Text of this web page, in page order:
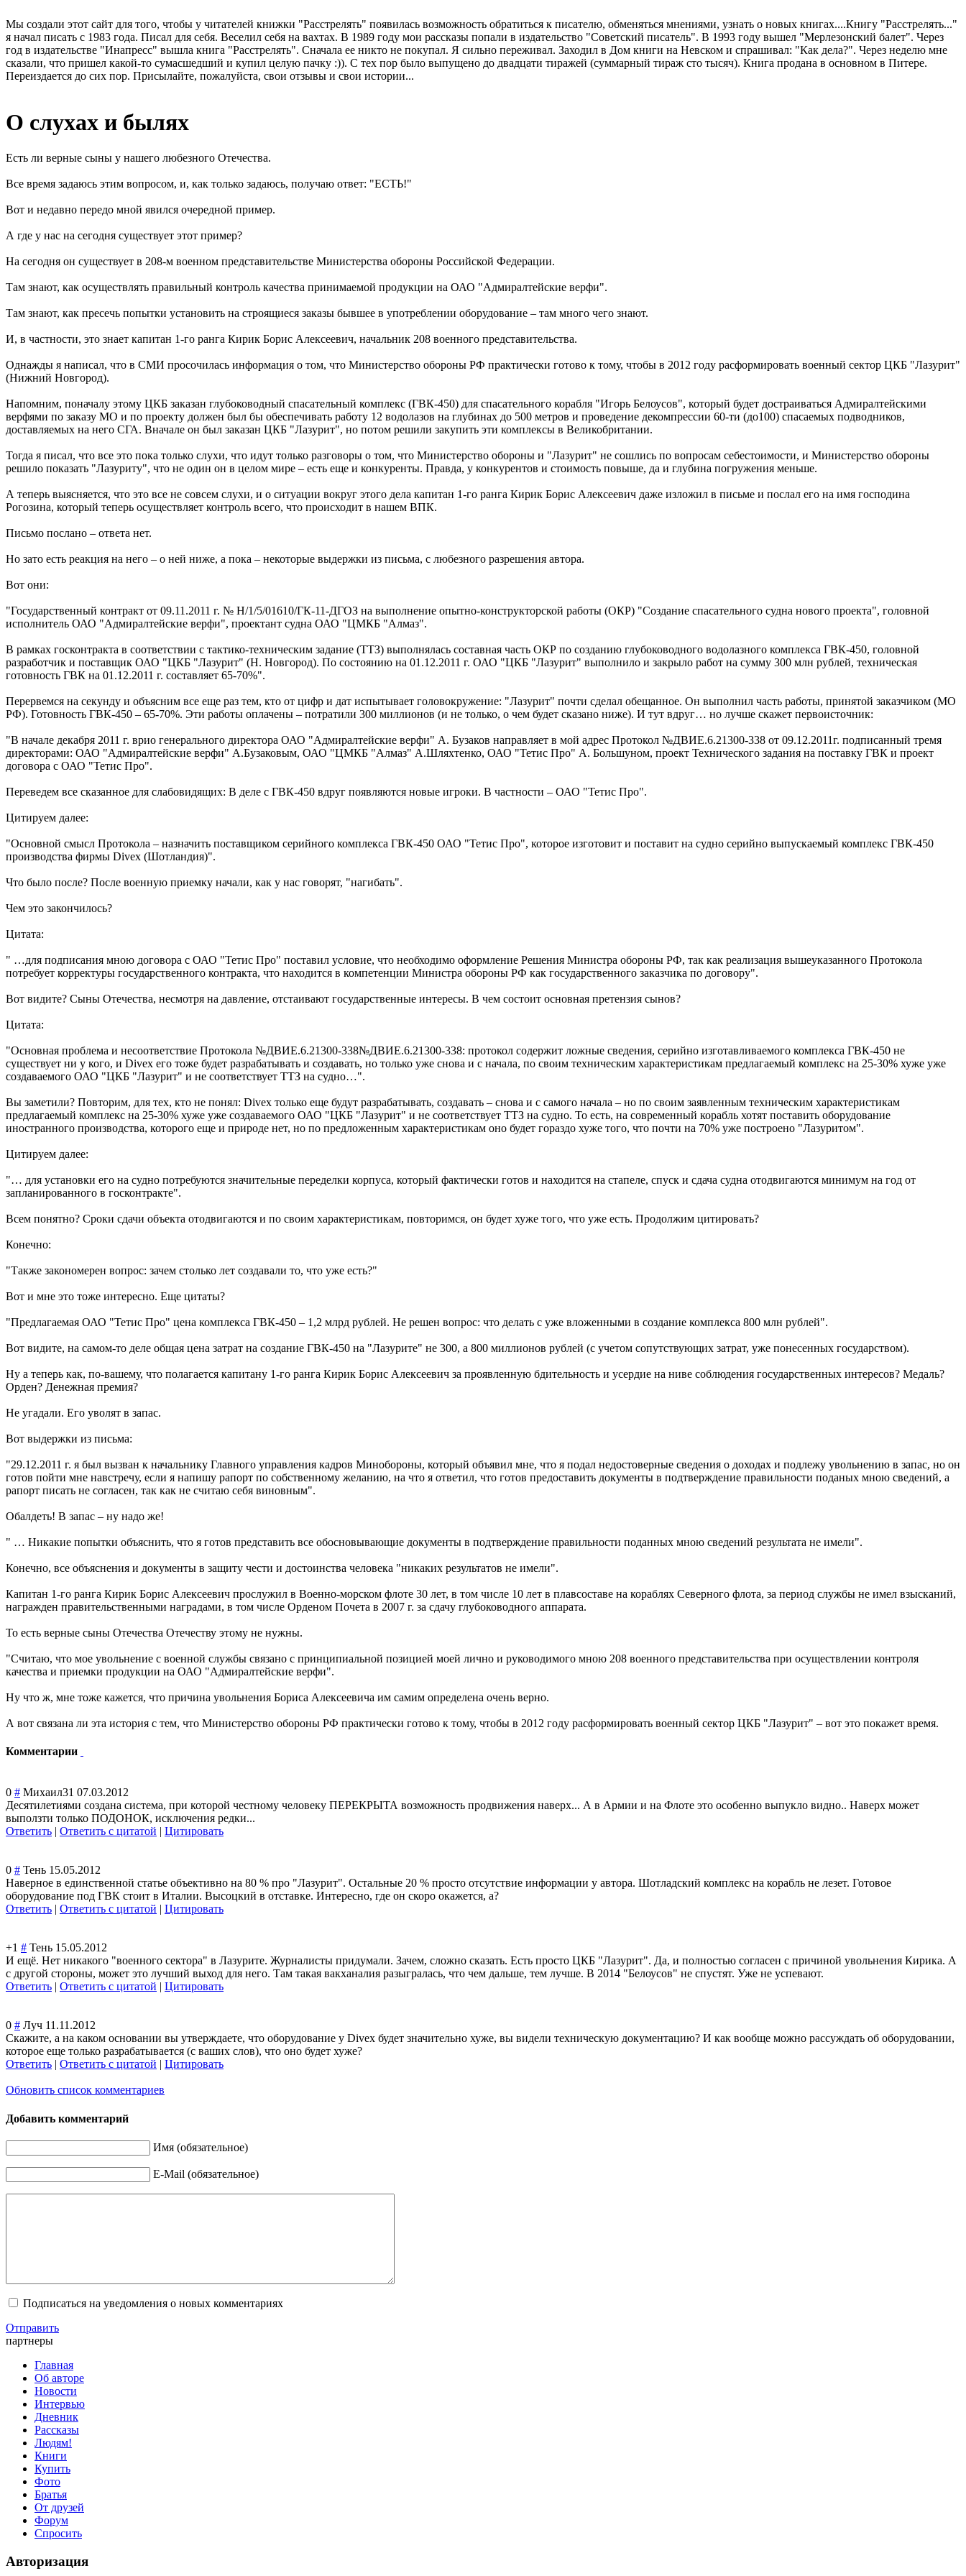
Мы создали этот сайт для того, чтобы у читателей книжки "Расстрелять" появилась возможность обратиться к писателю, обменяться мнениями, узнать о новых книгах....Книгу "Расстрелять..."
я начал писать с 1983 года. Писал для себя. Веселил себя на вахтах. В 1989 году мои рассказы попали в издательство "Советский писатель". В 1993 году вышел "Мерлезонский балет". Через
год в издательстве "Инапресс" вышла книга "Расстрелять". Сначала ее никто не покупал. Я сильно переживал. Заходил в Дом книги на Невском и спрашивал: "Как дела?". Через неделю мне
сказали, что пришел какой-то сумасшедший и купил целую пачку :)). С тех пор было выпущено до двадцати тиражей (суммарный тираж сто тысяч). Книга продана в основном в Питере.
Переиздается до сих пор. Присылайте, пожалуйста, свои отзывы и свои истории...
О слухах и былях
Есть ли верные сыны у нашего любезного Отечества.
Все время задаюсь этим вопросом, и, как только задаюсь, получаю ответ: "ЕСТЬ!"
Вот и недавно передо мной явился очередной пример.
А где у нас на сегодня существует этот пример?
На сегодня он существует в 208-м военном представительстве Министерства обороны Российской Федерации.
Там знают, как осуществлять правильный контроль качества принимаемой продукции на ОАО "Адмиралтейские верфи".
Там знают, как пресечь попытки установить на строящиеся заказы бывшее в употреблении оборудование – там много чего знают.
И, в частности, это знает капитан 1-го ранга Кирик Борис Алексеевич, начальник 208 военного представительства.
Однажды я написал, что в СМИ просочилась информация о том, что Министерство обороны РФ практически готово к тому, чтобы в 2012 году расформировать военный сектор ЦКБ "Лазурит"
(Нижний Новгород).
Напомним, поначалу этому ЦКБ заказан глубоководный спасательный комплекс (ГВК-450) для спасательного корабля "Игорь Белоусов", который будет достраиваться Адмиралтейскими
верфями по заказу МО и по проекту должен был бы обеспечивать работу 12 водолазов на глубинах до 500 метров и проведение декомпрессии 60-ти (до100) спасаемых подводников,
доставляемых на него СГА. Вначале он был заказан ЦКБ "Лазурит", но потом решили закупить эти комплексы в Великобритании.
Тогда я писал, что все это пока только слухи, что идут только разговоры о том, что Министерство обороны и "Лазурит" не сошлись по вопросам себестоимости, и Министерство обороны
решило показать "Лазуриту", что не один он в целом мире – есть еще и конкуренты. Правда, у конкурентов и стоимость повыше, да и глубина погружения меньше.
А теперь выясняется, что это все не совсем слухи, и о ситуации вокруг этого дела капитан 1-го ранга Кирик Борис Алексеевич даже изложил в письме и послал его на имя господина
Рогозина, который теперь осуществляет контроль всего, что происходит в нашем ВПК.
Письмо послано – ответа нет.
Но зато есть реакция на него – о ней ниже, а пока – некоторые выдержки из письма, с любезного разрешения автора.
Вот они:
"Государственный контракт от 09.11.2011 г. № Н/1/5/01610/ГК-11-ДГОЗ на выполнение опытно-конструкторской работы (ОКР) "Создание спасательного судна нового проекта", головной
исполнитель ОАО "Адмиралтейские верфи", проектант судна ОАО "ЦМКБ "Алмаз".
В рамках госконтракта в соответствии с тактико-техническим задание (ТТЗ) выполнялась составная часть ОКР по созданию глубоководного водолазного комплекса ГВК-450, головной
разработчик и поставщик ОАО "ЦКБ "Лазурит" (Н. Новгород). По состоянию на 01.12.2011 г. ОАО "ЦКБ "Лазурит" выполнило и закрыло работ на сумму 300 млн рублей, техническая
готовность ГВК на 01.12.2011 г. составляет 65-70%".
Перервемся на секунду и объясним все еще раз тем, кто от цифр и дат испытывает головокружение: "Лазурит" почти сделал обещанное. Он выполнил часть работы, принятой заказчиком (МО
РФ). Готовность ГВК-450 – 65-70%. Эти работы оплачены – потратили 300 миллионов (и не только, о чем будет сказано ниже). И тут вдруг… но лучше скажет первоисточник:
"В начале декабря 2011 г. врио генерального директора ОАО "Адмиралтейские верфи" А. Бузаков направляет в мой адрес Протокол №ДВИЕ.6.21300-338 от 09.12.2011г. подписанный тремя
директорами: ОАО "Адмиралтейские верфи" А.Бузаковым, ОАО "ЦМКБ "Алмаз" А.Шляхтенко, ОАО "Тетис Про" А. Большуном, проект Технического задания на поставку ГВК и проект
договора с ОАО "Тетис Про".
Переведем все сказанное для слабовидящих: В деле с ГВК-450 вдруг появляются новые игроки. В частности – ОАО "Тетис Про".
Цитируем далее:
"Основной смысл Протокола – назначить поставщиком серийного комплекса ГВК-450 ОАО "Тетис Про", которое изготовит и поставит на судно серийно выпускаемый комплекс ГВК-450
производства фирмы Divex (Шотландия)".
Что было после? После военную приемку начали, как у нас говорят, "нагибать".
Чем это закончилось?
Цитата:
" …для подписания мною договора с ОАО "Тетис Про" поставил условие, что необходимо оформление Решения Министра обороны РФ, так как реализация вышеуказанного Протокола
потребует корректуры государственного контракта, что находится в компетенции Министра обороны РФ как государственного заказчика по договору".
Вот видите? Сыны Отечества, несмотря на давление, отстаивают государственные интересы. В чем состоит основная претензия сынов?
Цитата:
"Основная проблема и несоответствие Протокола №ДВИЕ.6.21300-338№ДВИЕ.6.21300-338: протокол содержит ложные сведения, серийно изготавливаемого комплекса ГВК-450 не
существует ни у кого, и Divex его тоже будет разрабатывать и создавать, но только уже снова и с начала, по своим техническим характеристикам предлагаемый комплекс на 25-30% хуже уже
создаваемого ОАО "ЦКБ "Лазурит" и не соответствует ТТЗ на судно…".
Вы заметили? Повторим, для тех, кто не понял: Divex только еще будут разрабатывать, создавать – снова и с самого начала – но по своим заявленным техническим характеристикам
предлагаемый комплекс на 25-30% хуже уже создаваемого ОАО "ЦКБ "Лазурит" и не соответствует ТТЗ на судно. То есть, на современный корабль хотят поставить оборудование
иностранного производства, которого еще и природе нет, но по предложенным характеристикам оно будет гораздо хуже того, что почти на 70% уже построено "Лазуритом".
Цитируем далее:
"… для установки его на судно потребуются значительные переделки корпуса, который фактически готов и находится на стапеле, спуск и сдача судна отодвигаются минимум на год от
запланированного в госконтракте".
Всем понятно? Сроки сдачи объекта отодвигаются и по своим характеристикам, повторимся, он будет хуже того, что уже есть. Продолжим цитировать?
Конечно:
"Также закономерен вопрос: зачем столько лет создавали то, что уже есть?"
Вот и мне это тоже интересно. Еще цитаты?
"Предлагаемая ОАО "Тетис Про" цена комплекса ГВК-450 – 1,2 млрд рублей. Не решен вопрос: что делать с уже вложенными в создание комплекса 800 млн рублей".
Вот видите, на самом-то деле общая цена затрат на создание ГВК-450 на "Лазурите" не 300, а 800 миллионов рублей (с учетом сопутствующих затрат, уже понесенных государством).
Ну а теперь как, по-вашему, что полагается капитану 1-го ранга Кирик Борис Алексеевич за проявленную бдительность и усердие на ниве соблюдения государственных интересов? Медаль?
Орден? Денежная премия?
Не угадали. Его уволят в запас.
Вот выдержки из письма:
"29.12.2011 г. я был вызван к начальнику Главного управления кадров Минобороны, который объявил мне, что я подал недостоверные сведения о доходах и подлежу увольнению в запас, но он
готов пойти мне навстречу, если я напишу рапорт по собственному желанию, на что я ответил, что готов предоставить документы в подтверждение правильности поданых мною сведений, а
рапорт писать не согласен, так как не считаю себя виновным".
Обалдеть! В запас – ну надо же!
" … Никакие попытки объяснить, что я готов представить все обосновывающие документы в подтверждение правильности поданных мною сведений результата не имели".
Конечно, все объяснения и документы в защиту чести и достоинства человека "никаких результатов не имели".
Капитан 1-го ранга Кирик Борис Алексеевич прослужил в Военно-морском флоте 30 лет, в том числе 10 лет в плавсоставе на кораблях Северного флота, за период службы не имел взысканий,
награжден правительственными наградами, в том числе Орденом Почета в 2007 г. за сдачу глубоководного аппарата.
То есть верные сыны Отечества Отечеству этому не нужны.
"Считаю, что мое увольнение с военной службы связано с принципиальной позицией моей лично и руководимого мною 208 военного представительства при осуществлении контроля
качества и приемки продукции на ОАО "Адмиралтейские верфи".
Ну что ж, мне тоже кажется, что причина увольнения Бориса Алексеевича им самим определена очень верно.
А вот связана ли эта история с тем, что Министерство обороны РФ практически готово к тому, чтобы в 2012 году расформировать военный сектор ЦКБ "Лазурит" – вот это покажет время.
Комментарии
0 # Михаил31 07.03.2012
Десятилетиями создана система, при которой честному человеку ПЕРЕКРЫТА возможность продвижения наверх... А в Армии и на Флоте это особенно выпукло видно.. Наверх может
выползти только ПОДОНОК, исключения редки...
Ответить | Ответить с цитатой | Цитировать
0 # Тень 15.05.2012
Наверное в единственной статье объективно на 80 % про "Лазурит". Остальные 20 % просто отсутствие информации у автора. Шотладский комплекс на корабль не лезет. Готовое
оборудование под ГВК стоит в Италии. Высоцкий в отставке. Интересно, где он скоро окажется, а?
Ответить | Ответить с цитатой | Цитировать
+1 # Тень 15.05.2012
И ещё. Нет никакого "военного сектора" в Лазурите. Журналисты придумали. Зачем, сложно сказать. Есть просто ЦКБ "Лазурит". Да, и полностью согласен с причиной увольнения Кирика. А
с другой стороны, может это лучший выход для него. Там такая вакханалия разыгралась, что чем дальше, тем лучше. В 2014 "Белоусов" не спустят. Уже не успевают.
Ответить | Ответить с цитатой | Цитировать
0 # Луч 11.11.2012
Скажите, а на каком основании вы утверждаете, что оборудование у Divex будет значительно хуже, вы видели техническую документацию? И как вообще можно рассуждать об оборудовании,
которое еще только разрабатывается (с ваших слов), что оно будет хуже?
Ответить | Ответить с цитатой | Цитировать
Обновить список комментариев
Добавить комментарий
Имя (обязательное)
E-Mail (обязательное)
Подписаться на уведомления о новых комментариях
Отправить
партнеры
Главная
Об авторе
Новости
Интервью
Дневник
Рассказы
Людям!
Книги
Купить
Фото
Братья
От друзей
Форум
Спросить
Авторизация